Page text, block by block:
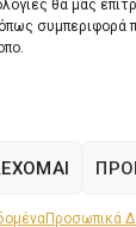
θα μας
συμπεριφορά
Προσωπικά
No